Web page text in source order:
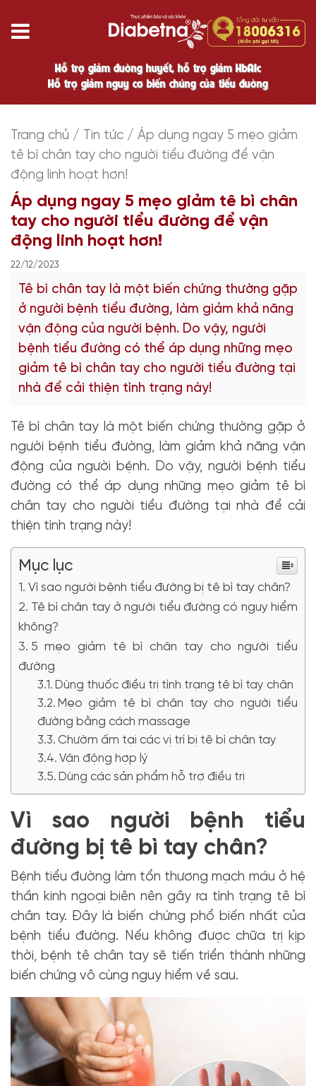
Hỗ trợ giảm đường huyết, hỗ trợ giảm HbA1c
Hỗ trợ giảm nguy cơ biến chứng của tiểu đường
Trang chủ / Tin tức / Áp dụng ngay 5 mẹo giảm
tê bì chân tay cho người tiểu đường để vận
động linh hoạt hơn!
Áp dụng ngay 5 mẹo giảm tê bì chân
tay cho người tiểu đường để vận
động linh hoạt hơn!
22/12/2023
Tê bì chân tay là một biến chứng thường gặp
ở người bệnh tiểu đường, làm giảm khả năng
vận động của người bệnh. Do vậy, người
bệnh tiểu đường có thể áp dụng những mẹo
giảm tê bì chân tay cho người tiểu đường tại
nhà để cải thiện tình trạng này!
Tê bì chân tay là một biến chứng thường gặp ở
người bệnh tiểu đường, làm giảm khả năng vận
động của người bệnh. Do vậy, người bệnh tiểu
đường có thể áp dụng những mẹo giảm tê bì
chân tay cho người tiểu đường tại nhà để cải
thiện tình trạng này!
Mục lục
Vì sao người bệnh tiểu đường bị tê bì tay chân?
Tê bì chân tay ở người tiểu đường có nguy hiểm
không?
5 mẹo giảm tê bì chân tay cho người tiểu
đường
Dùng thuốc điều trị tình trạng tê bì tay chân
Mẹo giảm tê bì chân tay cho người tiểu
đường bằng cách massage
Chườm ấm tại các vị trí bị tê bì chân tay
Vận động hợp lý
Dùng các sản phẩm hỗ trợ điều trị
Vì sao người bệnh tiểu
đường bị tê bì tay chân?
Bệnh tiểu đường làm tổn thương mạch máu ở hệ
thần kinh ngoại biên nên gây ra tình trạng tê bì
chân tay. Đây là biến chứng phổ biến nhất của
bệnh tiểu đường. Nếu không được chữa trị kịp
thời, bệnh tê chân tay sẽ tiến triển thành những
biến chứng vô cùng nguy hiểm về sau.